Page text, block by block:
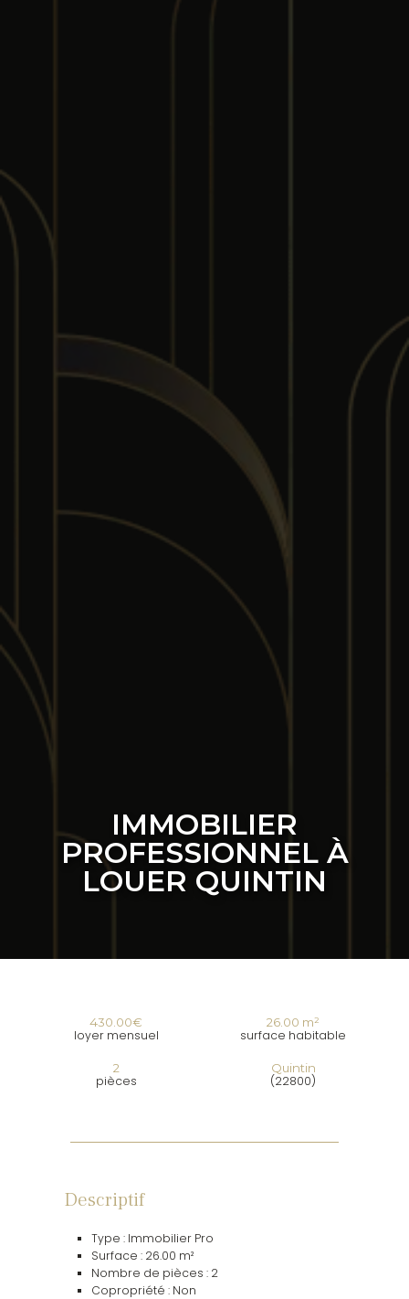
IMMOBILIER
PROFESSIONNEL À
LOUER QUINTIN
430.00€
loyer mensuel
26.00 m²
surface habitable
2
pièces
Quintin
(22800)
Descriptif
Type : Immobilier Pro
Surface : 26.00 m²
Nombre de pièces : 2
Copropriété : Non